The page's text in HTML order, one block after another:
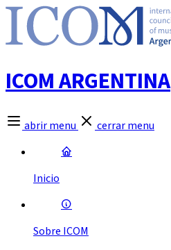
ICOM ARGENTINA
abrir menu cerrar menu
Inicio
Sobre ICOM